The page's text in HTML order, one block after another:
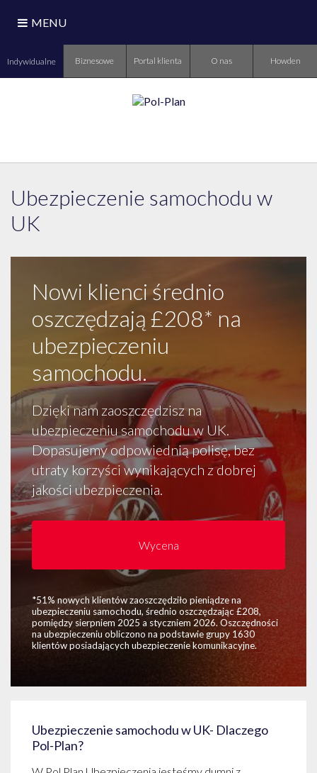
MENU
Indywidualne Biznesowe Portal klienta O nas Howden
Ubezpieczenie samochodu w
UK
Nowi klienci średnio
oszczędzają £208* na
ubezpieczeniu
samochodu.
Dzięki nam zaoszczędzisz na
ubezpieczeniu samochodu w UK.
Dopasujemy odpowiednią polisę, bez
utraty korzyści wynikających z dobrej
jakości ubezpieczenia.
Wycena
*51% nowych klientów zaoszczędziło pieniądze na
ubezpieczeniu samochodu, średnio oszczędzając £208,
pomiędzy sierpniem 2025 a styczniem 2026. Oszczędności
na ubezpieczeniu obliczono na podstawie grupy 1630
klientów posiadających ubezpieczenie komunikacyjne.
Ubezpieczenie samochodu w UK- Dlaczego
Pol-Plan?